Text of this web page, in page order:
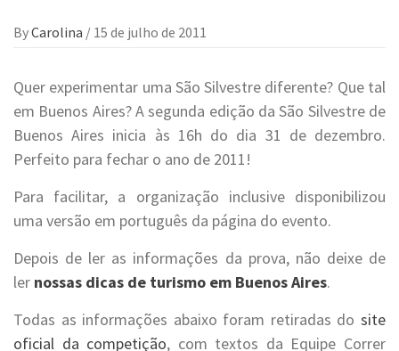
ByCarolina / 15 de julho de 2011
Quer experimentar uma São Silvestre diferente? Que tal
em Buenos Aires? A segunda edição da São Silvestre de
Buenos Aires inicia às 16h do dia 31 de dezembro.
Perfeito para fechar o ano de 2011!
Para facilitar, a organização inclusive disponibilizou
uma versão em português da página do evento.
Depois de ler as informações da prova, não deixe de
ler nossas dicas de turismo em Buenos Aires.
Todas as informações abaixo foram retiradas do site
oficial da competição, com textos da Equipe Correr